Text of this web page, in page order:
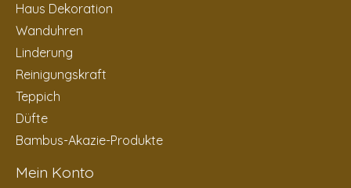
Haus Dekoration
Wanduhren
Linderung
Reinigungskraft
Teppich
Düfte
Bambus-Akazie-Produkte
Mein Konto